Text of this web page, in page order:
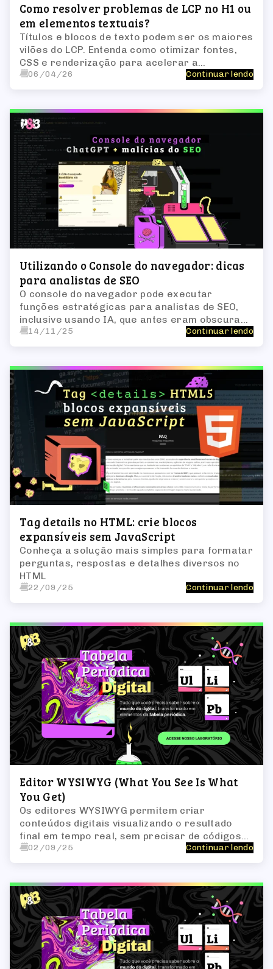
Como resolver problemas de LCP no H1 ou
em elementos textuais?
Títulos e blocos de texto podem ser os maiores
vilões do LCP. Entenda como otimizar fontes,
CSS e renderização para acelerar a
performance.
06/04/26 Continuar lendo
Utilizando o Console do navegador: dicas
para analistas de SEO
O console do navegador pode executar
funções estratégicas para analistas de SEO,
inclusive usando IA, que antes eram obscuras
e só desenvolvedores tinham os
14/11/25 Continuar lendo
Tag details no HTML: crie blocos
expansíveis sem JavaScript
Conheça a solução mais simples para formatar
perguntas, respostas e detalhes diversos no
HTML
22/09/25 Continuar lendo
Editor WYSIWYG (What You See Is What
You Get)
Os editores WYSIWYG permitem criar
conteúdos digitais visualizando o resultado
final em tempo real, sem precisar de códigos
complexos.
02/09/25 Continuar lendo